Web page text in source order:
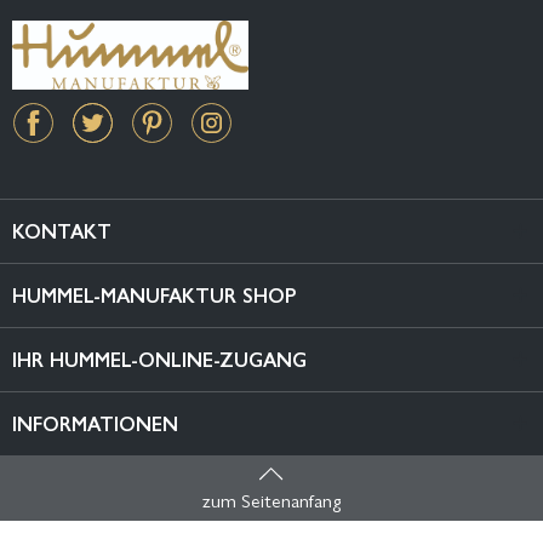
KONTAKT
HUMMEL-MANUFAKTUR SHOP
IHR HUMMEL-ONLINE-ZUGANG
INFORMATIONEN
zum Seitenanfang